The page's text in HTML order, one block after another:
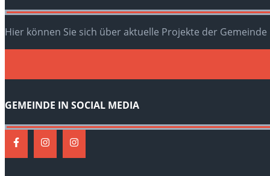
Hier können Sie sich über aktuelle Projekte der
GEMEINDE IN SOCIAL MEDIA